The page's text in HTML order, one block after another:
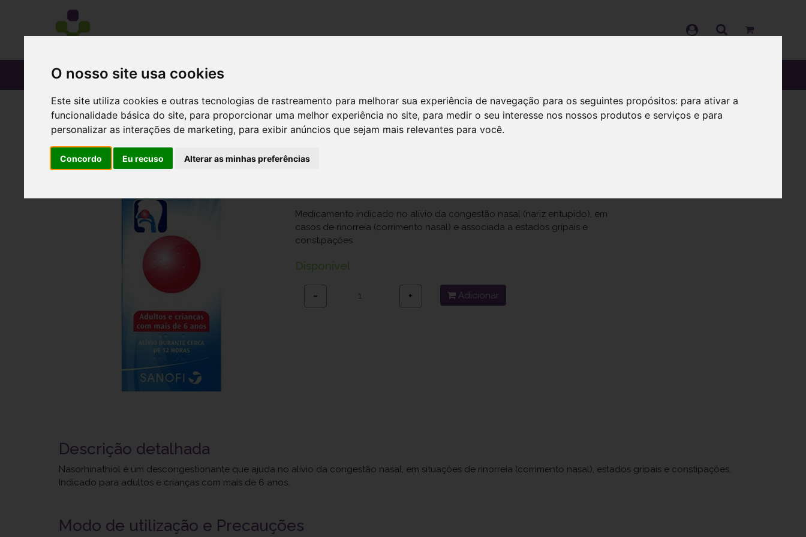
O nosso site usa cookies
Este site utiliza cookies e outras tecnologias de rastreamento para melhorar sua experiência de navegação para os seguintes propósitos: para ativar a
funcionalidade básica do site, para proporcionar uma melhor experiência no site, para medir o seu interesse nos nossos produtos e serviços e para
personalizar as interações de marketing, para exibir anúncios que sejam mais relevantes para você.
Concordo Eu recuso Alterar as minhas preferências
CATÁLOGO
Nasorhinathiol, 0,5 mg/mL-15 mL x 1 sol pulv nasal
Opella Healthcare Portugal, Unipessoal Lda
Medicamento indicado no alívio da congestão nasal (nariz entupido), em
casos de rinorreia (corrimento nasal) e associada a estados gripais e
constipações.
Disponível
− + Adicionar
Descrição detalhada
Nasorhinathiol é um descongestionante que ajuda no alívio da congestão nasal, em situações de rinorreia (corrimento nasal), estados gripais e constipações.
Indicado para adultos e crianças com mais de 6 anos.
Modo de utilização e Precauções